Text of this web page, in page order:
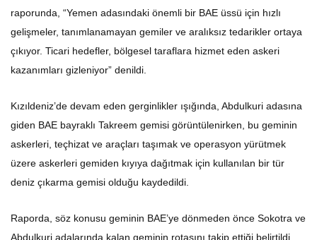
raporunda, “Yemen adasındaki önemli bir BAE üssü için hızlı
gelişmeler, tanımlanamayan gemiler ve aralıksız tedarikler ortaya
çıkıyor. Ticari hedefler, bölgesel taraflara hizmet eden askeri
kazanımları gizleniyor” denildi.
Kızıldeniz’de devam eden gerginlikler ışığında, Abdulkuri adasına
giden BAE bayraklı Takreem gemisi görüntülenirken, bu geminin
askerleri, teçhizat ve araçları taşımak ve operasyon yürütmek
üzere askerleri gemiden kıyıya dağıtmak için kullanılan bir tür
deniz çıkarma gemisi olduğu kaydedildi.
Raporda, söz konusu geminin BAE’ye dönmeden önce Sokotra ve
Abdulkuri adalarında kalan geminin rotasını takip ettiği belirtildi.